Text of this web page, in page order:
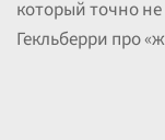
который точно
Гекльберри про